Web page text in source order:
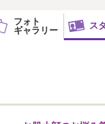
フォト
ギャラリー
ス